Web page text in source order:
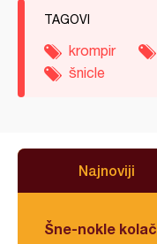
TAGOVI
krompir
šnicle
Najnoviji
Šne-nokle kolač